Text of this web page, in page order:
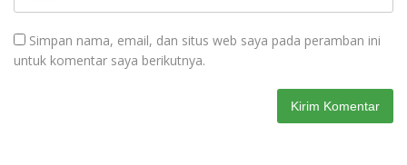
Simpan nama, email, dan situs web saya pada peramban ini
untuk komentar saya berikutnya.